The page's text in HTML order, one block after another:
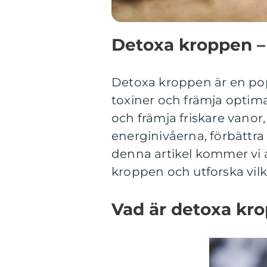
Detoxa kroppen
Detoxa kroppen är en
toxiner och främja
och främja friskare
energinivåerna,
denna artikel kommer vi
kroppen och utforska
Vad är detoxa